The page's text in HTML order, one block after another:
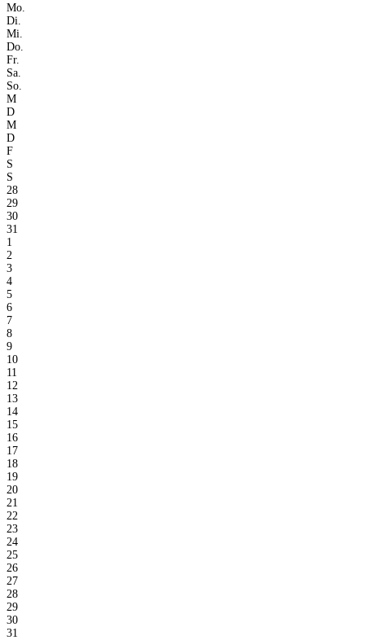
Mo.
Di.
Mi.
Do.
Fr.
Sa.
So.
M
D
M
D
F
S
S
28
29
30
31
1
2
3
4
5
6
7
8
9
10
11
12
13
14
15
16
17
18
19
20
21
22
23
24
25
26
27
28
29
30
31